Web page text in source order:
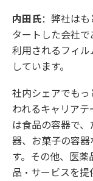
内田氏：弊社は
タートした会社
利用されるフィ
しています。
社内シェアでも
われるキャリア
は食品の容器で
器、お菓子の容
す。その他、医
品・サービスを提